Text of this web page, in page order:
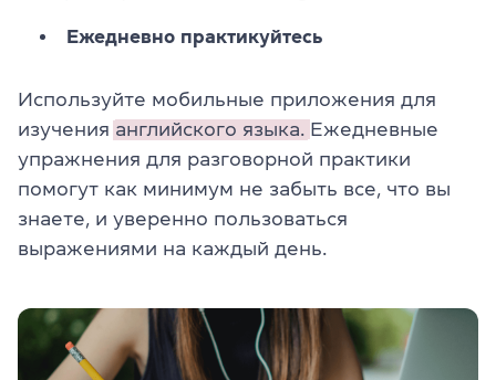
Ежедневно практикуйтесь
Используйте мобильные приложения для
изучения английского языка. Ежедневные
упражнения для разговорной практики
помогут как минимум не забыть все, что вы
знаете, и уверенно пользоваться
выражениями на каждый день.